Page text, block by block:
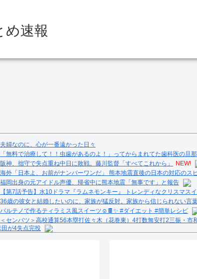
め速報
夫婦なのに、心が一番遠かった日々
「無料で治療して！！虫歯があるのよ！」ってからまれてた歯科医の旦
阪神、拙守で失点重ね中日に敗戦。藤川監督「すべてこれから」
NEW!
海外「日本よ、お前がナンバーワンだ」 熊本地震直後の日本の対応のス
福岡出身の元アイドル声優、帰省中に熊本地震「無事です」と報告
【第7話予告】水10ドラマ『ラムネモンキー』 トレンディなクリスマス
36歳の彼女と結婚したいのに、家族が猛反対。家族から信じられない言
パルテノで作るティラミス風スイーツ☺️🍫✨ #ダイエット #簡単レシピ
＜センバツ＞高校通算56本塁打佐々木（花巻東）4打数無安打2三振・市
田が4失点完投